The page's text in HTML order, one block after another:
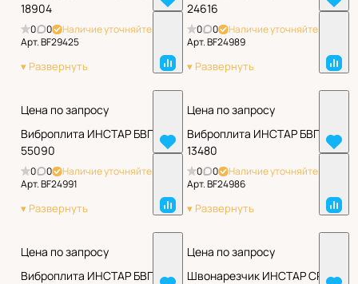
18904
0 0
Наличие уточняйте
Арт.BF29425
24616
0 0
Наличие уточняйте
Арт.BF24989
Цена по запросу
Виброплита ИНСТАР БВП
55090
0 0
Наличие уточняйте
Арт.BF24991
Цена по запросу
Виброплита ИНСТАР БВП
13480
0 0
Наличие уточняйте
Арт.BF24986
Цена по запросу
Виброплита ИНСТАР БВП
Цена по запросу
Швонарезчик ИНСТАР СРШ